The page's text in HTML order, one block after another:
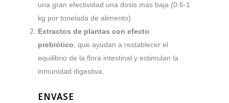
una gran efectividad una dosis más baja (0.6-1
kg por tonelada de alimento).
Extractos de plantas con efecto
prebiótico , que ayudan a restablecer el
equilibrio de la flora intestinal y estimulan la
inmunidad digestiva.
ENVASE